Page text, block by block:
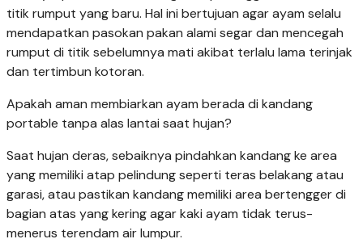
titik rumput yang baru. Hal ini bertujuan agar ayam selalu
mendapatkan pasokan pakan alami segar dan mencegah
rumput di titik sebelumnya mati akibat terlalu lama terinjak
dan tertimbun kotoran.
Apakah aman membiarkan ayam berada di kandang
portable tanpa alas lantai saat hujan?
Saat hujan deras, sebaiknya pindahkan kandang ke area
yang memiliki atap pelindung seperti teras belakang atau
garasi, atau pastikan kandang memiliki area bertengger di
bagian atas yang kering agar kaki ayam tidak terus-
menerus terendam air lumpur.